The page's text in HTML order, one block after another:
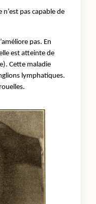
pas capable de
pas. En
est atteinte de
Cette maladie
lymphatiques.